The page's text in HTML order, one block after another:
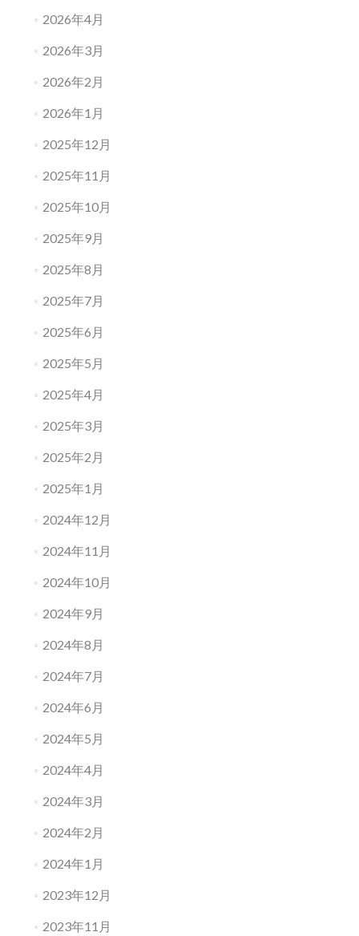
2026年4月
2026年3月
2026年2月
2026年1月
2025年12月
2025年11月
2025年10月
2025年9月
2025年8月
2025年7月
2025年6月
2025年5月
2025年4月
2025年3月
2025年2月
2025年1月
2024年12月
2024年11月
2024年10月
2024年9月
2024年8月
2024年7月
2024年6月
2024年5月
2024年4月
2024年3月
2024年2月
2024年1月
2023年12月
2023年11月